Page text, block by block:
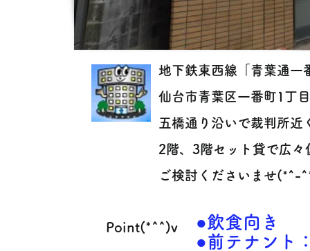
地下鉄東西線「青葉通一
仙台市青葉区一番町1丁
五橋通り沿いで裁判所近
2階、3階セット貸で広々
ご検討くださいませ(*^-
Point(*^^)v
●飲食向き
●前テナント